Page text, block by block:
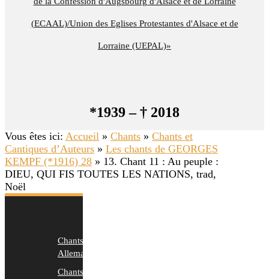
(ECAAL)/Union des Eglises Protestantes d'Alsace et de
Lorraine (UEPAL)»
*1939 – † 2018
Vous êtes ici: Accueil » Chants » Chants et
Cantiques d’Auteurs » Les chants de GEORGES
KEMPF (*1916) 28 » 13. Chant 11 : Au peuple :
DIEU, QUI FIS TOUTES LES NATIONS, trad,
Noël
Chants
Allemands
Chants